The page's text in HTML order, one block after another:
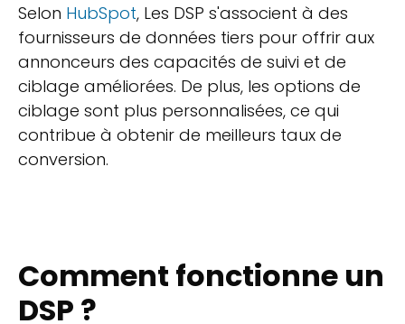
Selon HubSpot, Les DSP s'associent à des
fournisseurs de données tiers pour offrir aux
annonceurs des capacités de suivi et de
ciblage améliorées. De plus, les options de
ciblage sont plus personnalisées, ce qui
contribue à obtenir de meilleurs taux de
conversion.
Comment fonctionne un
DSP ?